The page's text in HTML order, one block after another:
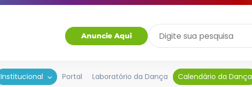
Anuncie Aqui
Institucional Portal Laboratório da Dança Calendário da Dança